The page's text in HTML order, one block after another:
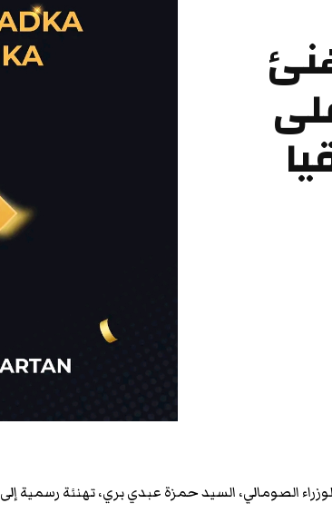
الصومالي، السيد حمزة عبدي بري، تهنئة رسمية إلى